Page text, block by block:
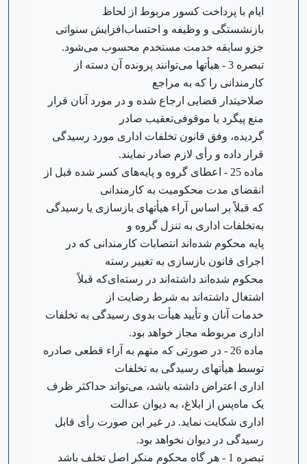
ایام با پرداخت کسور مربوط از لحاظ
بازنشستگی و وظیفه و احتساب‌افزایش سنواتی
جزو سابقه خدمت مستخدم محسوب می‌شود.
‌تبصره 3 - هیأتها می‌توانند پرونده آن دسته از
کارمندانی را که به مراجع
صلاحیتدار قضایی ارجاع شده و در مورد آنان قرار
منع پیگرد یا موقوفی‌تعقیب صادر
گردیده، وفق قانون تخلفات اداری مورد رسیدگی
قرار داده و رأی لازم صادر نمایند.
‌ماده 25 - اعطای گروه و پایه‌های کسر شده قبل از
انقضای مدت محکومیت به کارمندانی
که قبلاً بر اساس آراء هیأتهای بازسازی یا رسیدگی
به‌تخلفات اداری به تنزل گروه و
پایه محکوم شده‌اند انتصابات کارمندانی که در
اجرای قانون بازسازی به تغییر رسته
محکوم شده‌اند داشته‌اند در رسته‌ای‌که قبلاً
اشتغال داشته‌اند به شرط رضایت از
خدمات آنان و تأیید هیأت بدوی رسیدگی به تخلفات
اداری مربوطه مجاز خواهد بود.
‌ماده 26 - در صورتی که متهم به آراء قطعی صادره
توسط هیأتهای رسیدگی به تخلفات
اداری اعتراض داشته باشد، می‌تواند حداکثر ظرف
یک ماه‌پس از ابلاغ، به دیوان عدالت
اداری شکایت نماید. در غیر این صورت رأی قابل
رسیدگی در دیوان نخواهد بود.
‌تبصره 1 - هر گاه محکوم منکر اصل تخلف باشد